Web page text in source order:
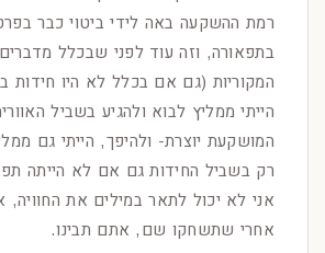
רמת ההשקעה באה לידי ביטוי כבר
בתפאורה, וזה עוד לפני שבכלל
המקוריות (גם אם בכלל לא היו חידות
הייתי ממליץ לבוא ולהגיע בשביל
המושקעת יוצרת- ולהיפך, הייתי גם
רק בשביל החידות גם אם לא הייתה
אני לא יכול לתאר במילים את החוויה,
אחרי שתשחקו שם, אתם תבינו.